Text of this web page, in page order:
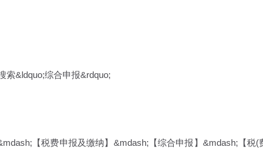
&ldquo;综合申报&rdquo;
【税费申报及缴纳】&mdash;【综合申报】&mdash;【税(